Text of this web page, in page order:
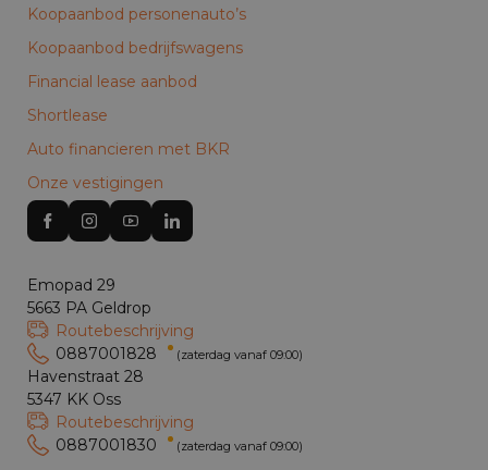
Koopaanbod personenauto’s
Koopaanbod bedrijfswagens
Financial lease aanbod
Shortlease
Auto financieren met BKR
Onze vestigingen
Emopad 29
5663 PA Geldrop
Routebeschrijving
0887001828
(zaterdag vanaf 09:00)
Havenstraat 28
5347 KK Oss
Routebeschrijving
0887001830
(zaterdag vanaf 09:00)